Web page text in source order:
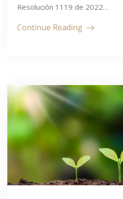
Resolución 1119 de 2022…
Continue Reading